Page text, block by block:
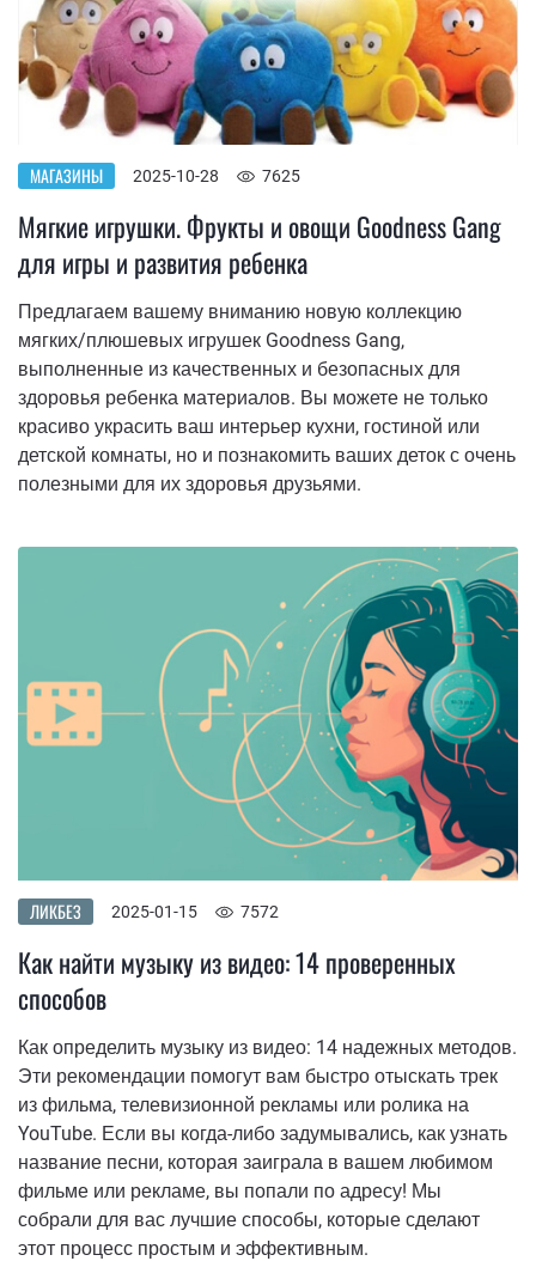
МАГАЗИНЫ 2025-10-28 7625
Мягкие игрушки. Фрукты и овощи Goodness Gang
для игры и развития ребенка
Предлагаем вашему вниманию новую коллекцию
мягких/плюшевых игрушек Goodness Gang,
выполненные из качественных и безопасных для
здоровья ребенка материалов. Вы можете не только
красиво украсить ваш интерьер кухни, гостиной или
детской комнаты, но и познакомить ваших деток с очень
полезными для их здоровья друзьями.
ЛИКБЕЗ 2025-01-15 7572
Как найти музыку из видео: 14 проверенных
способов
Как определить музыку из видео: 14 надежных методов.
Эти рекомендации помогут вам быстро отыскать трек
из фильма, телевизионной рекламы или ролика на
YouTube. Если вы когда-либо задумывались, как узнать
название песни, которая заиграла в вашем любимом
фильме или рекламе, вы попали по адресу! Мы
собрали для вас лучшие способы, которые сделают
этот процесс простым и эффективным.